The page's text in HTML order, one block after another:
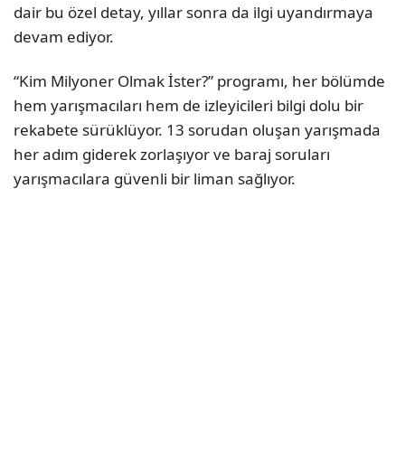
dair bu özel detay, yıllar sonra da ilgi uyandırmaya
devam ediyor.
“Kim Milyoner Olmak İster?” programı, her bölümde
hem yarışmacıları hem de izleyicileri bilgi dolu bir
rekabete sürüklüyor. 13 sorudan oluşan yarışmada
her adım giderek zorlaşıyor ve baraj soruları
yarışmacılara güvenli bir liman sağlıyor.